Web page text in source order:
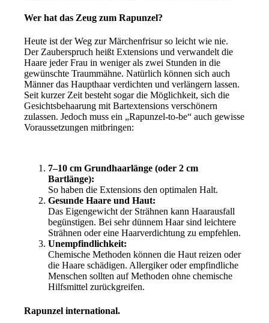
Wer hat das Zeug zum Rapunzel?
Heute ist der Weg zur Märchenfrisur so leicht wie nie.
Der Zauberspruch heißt Extensions und verwandelt die
Haare jeder Frau in weniger als zwei Stunden in die
gewünschte Traummähne. Natürlich können sich auch
Männer das Haupthaar verdichten und verlängern lassen.
Seit kurzer Zeit besteht sogar die Möglichkeit, sich die
Gesichtsbehaarung mit Bartextensions verschönern
zulassen. Jedoch muss ein „Rapunzel-to-be“ auch gewisse
Voraussetzungen mitbringen:
7–10 cm Grundhaarlänge (oder 2 cm
Bartlänge):
So haben die Extensions den optimalen Halt.
Gesunde Haare und Haut:
Das Eigengewicht der Strähnen kann Haarausfall
begünstigen. Bei sehr dünnem Haar sind leichtere
Strähnen oder eine Haarverdichtung zu empfehlen.
Unempfindlichkeit:
Chemische Methoden können die Haut reizen oder
die Haare schädigen. Allergiker oder empfindliche
Menschen sollten auf Methoden ohne chemische
Hilfsmittel zurückgreifen.
Rapunzel international.